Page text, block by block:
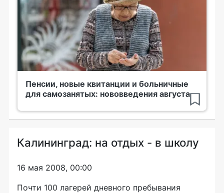
Пенсии, новые квитанции и больничные
для самозанятых: нововведения августа
Калининград: на отдых - в школу
16 мая 2008, 00:00
Почти 100 лагерей дневного пребывания